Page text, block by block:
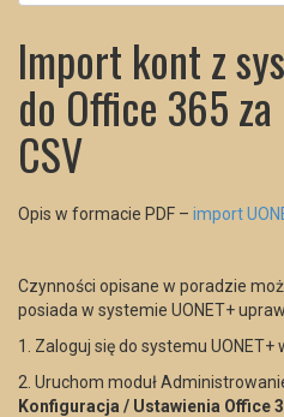
Import kont z
do Office 365
CSV
Opis w formacie PDF – import
Czynności opisane w poradzie
posiada w systemie UONET+
1. Zaloguj się do systemu UONET+
2. Uruchom moduł
Konfiguracja / Ustawienia Office